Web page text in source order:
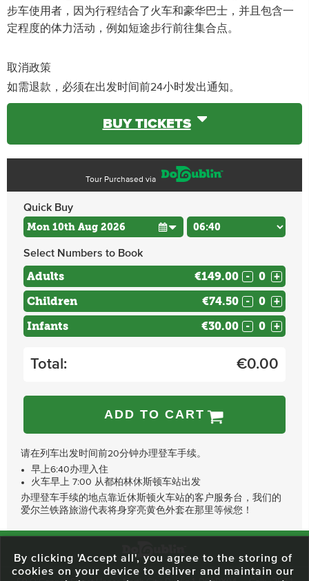
步车使用者，因为行程结合了火车和豪华巴士，并且包含一
定程度的体力活动，例如短途步行前往集合点。
取消政策
如需退款，必须在出发时间前24小时发出通知。
BUY TICKETS
Tour Purchased via
Quick Buy
Select Numbers to Book
Adults €149.00 - +
Children €74.50 - +
Infants €30.00 - +
Total: €0.00
ADD TO CART
请在列车出发时间前20分钟办理登车手续。
早上6:40办理入住
火车早上 7:00 从都柏林休斯顿车站出发
办理登车手续的地点靠近休斯顿火车站的客户服务台，我们的
爱尔兰铁路旅游代表将身穿亮黄色外套在那里等候您！
By clicking 'Accept all', you agree to the storing of
cookies on your device to deliver and maintain our